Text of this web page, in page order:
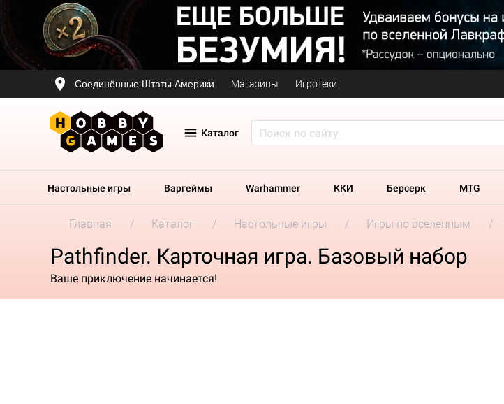
Соединённые Штаты Америки Магазины Игротеки
Каталог
Настольные игры Варгеймы Warhammer ККИ Берсерк MTG
Главная Каталог Настольные игры Игры по вселенным
Pathfinder. Карточная игра. Базовый набор
Ваше приключение начинается!